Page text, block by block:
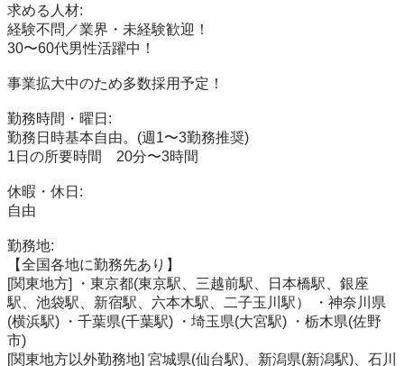
求める人材:
経験不問／業界・未経験歓迎！
30〜60代男性活躍中！
事業拡大中のため多数採用予定！
勤務時間・曜日:
勤務日時基本自由。(週1〜3勤務推奨)
1日の所要時間　20分〜3時間
休暇・休日:
自由
勤務地:
【全国各地に勤務先あり】
[関東地方] ・東京都(東京駅、三越前駅、日本橋駅、銀座
駅、池袋駅、新宿駅、六本木駅、二子玉川駅） ・神奈川県
(横浜駅) ・千葉県(千葉駅) ・埼玉県(大宮駅) ・栃木県(佐野
市)
[関東地方以外勤務地] 宮城県(仙台駅)、新潟県(新潟駅)、石川